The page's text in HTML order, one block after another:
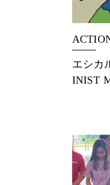
エシカ
INIST